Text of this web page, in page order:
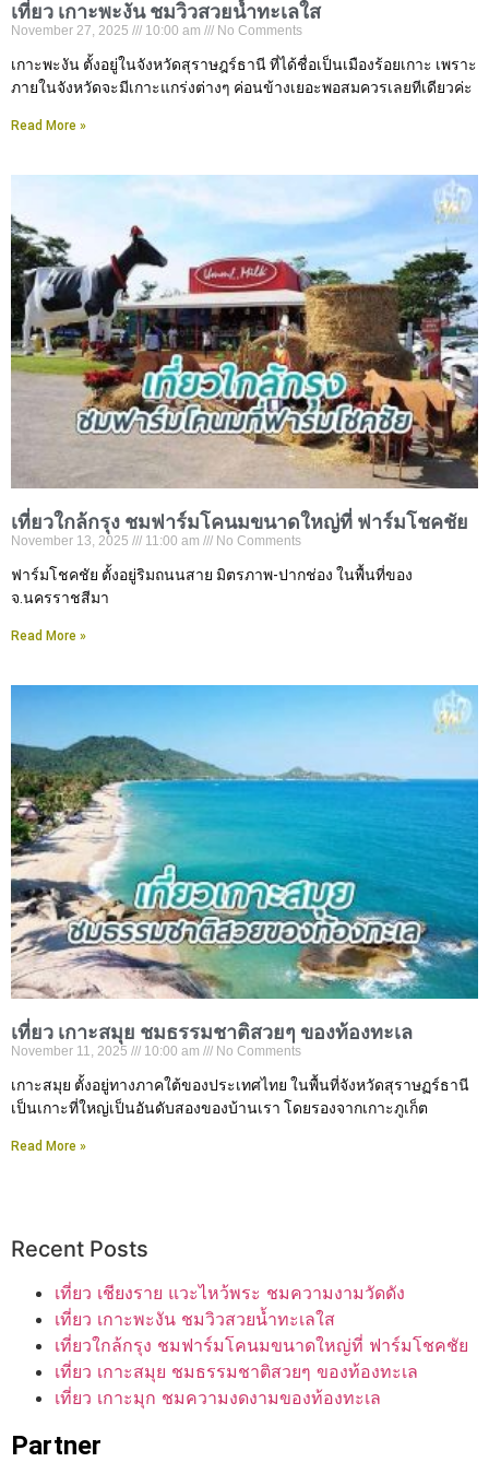
เที่ยว เกาะพะงัน ชมวิวสวยน้ำทะเลใส
November 27, 2025 10:00 am No Comments
เกาะพะงัน ตั้งอยู่ในจังหวัดสุราษฎร์ธานี ที่ได้ชื่อเป็นเมืองร้อยเกาะ เพราะ
ภายในจังหวัดจะมีเกาะแกร่งต่างๆ ค่อนข้างเยอะพอสมควรเลยทีเดียวค่ะ
Read More »
เที่ยวใกล้กรุง ชมฟาร์มโคนมขนาดใหญ่ที่ ฟาร์มโชคชัย
November 13, 2025 11:00 am No Comments
ฟาร์มโชคชัย ตั้งอยู่ริมถนนสาย มิตรภาพ-ปากช่อง ในพื้นที่ของ
จ.นครราชสีมา
Read More »
เที่ยว เกาะสมุย ชมธรรมชาติสวยๆ ของท้องทะเล
November 11, 2025 10:00 am No Comments
เกาะสมุย ตั้งอยู่ทางภาคใต้ของประเทศไทย ในพื้นที่จังหวัดสุราษฏร์ธานี
เป็นเกาะที่ใหญ่เป็นอันดับสองของบ้านเรา โดยรองจากเกาะภูเก็ต
Read More »
Recent Posts
เที่ยว เชียงราย แวะไหว้พระ ชมความงามวัดดัง
เที่ยว เกาะพะงัน ชมวิวสวยน้ำทะเลใส
เที่ยวใกล้กรุง ชมฟาร์มโคนมขนาดใหญ่ที่ ฟาร์มโชคชัย
เที่ยว เกาะสมุย ชมธรรมชาติสวยๆ ของท้องทะเล
เที่ยว เกาะมุก ชมความงดงามของท้องทะเล
Partner